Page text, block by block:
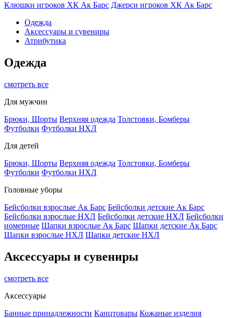
Клюшки игроков ХК Ак Барс Джерси игроков ХК Ак Барс
Одежда
Аксессуары и сувениры
Атрибутика
Одежда
смотреть все
Для мужчин
Брюки, Шорты Верхняя одежда Толстовки, Бомберы
Футболки Футболки НХЛ
Для детей
Брюки, Шорты Верхняя одежда Толстовки, Бомберы
Футболки Футболки НХЛ
Головные уборы
Бейсболки взрослые Ак Барс Бейсболки детские Ак Барс
Бейсболки взрослые НХЛ Бейсболки детские НХЛ Бейсболки
номерные Шапки взрослые Ак Барс Шапки детские Ак Барс
Шапки взрослые НХЛ Шапки детские НХЛ
Аксессуары и сувениры
смотреть все
Аксессуары
Банные принадлежности Канцтовары Кожаные изделия